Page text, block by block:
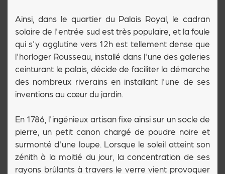
Ainsi, dans le quartier du Palais Royal, le cadran
solaire de l'entrée sud est très populaire, et la foule
qui s'y agglutine vers 12h est tellement dense que
l'horloger Rousseau, installé dans l'une des galeries
ceinturant le palais, décide de faciliter la démarche
des nombreux riverains en installant l'une de ses
inventions au cœur du jardin.
En 1786, l'ingénieux artisan fixe ainsi sur un socle de
pierre, un petit canon chargé de poudre noire et
surmonté d'une loupe. Lorsque le soleil atteint son
zénith à la moitié du jour, la concentration de ses
rayons brûlants à travers le verre vient provoquer